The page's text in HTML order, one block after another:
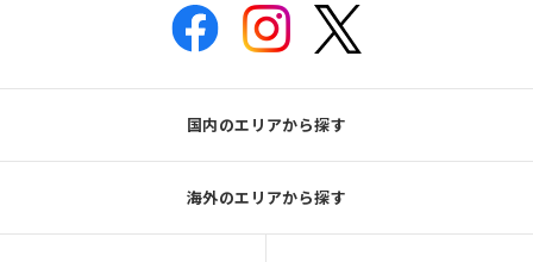
国内のエリアから探す
海外のエリアから探す